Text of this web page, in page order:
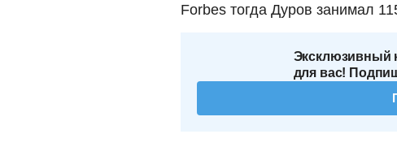
Forbes тогда Дуров занимал
Эксклюзивный
для вас!